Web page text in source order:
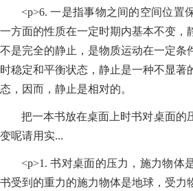
<p>6. 一是指事物之间的空间位置
一方面的性质在一定时期内基本不变，
不是完全的静止，是物质运动在一定条
时稳定和平衡状态，静止是一种不显著
态，因而，静止是相对的。
把一本书放在桌面上时书对桌面的
变呢请用实...
<p>1. 书对桌面的压力，施力物体
书受到的重力的施力物体是地球，受力